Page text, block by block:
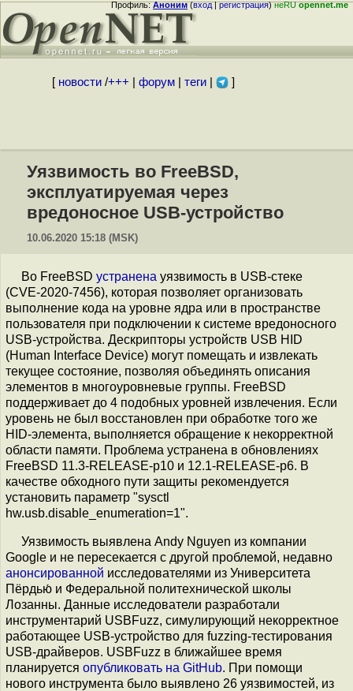
Профиль:Аноним(вход|регистрация)неRUopennet.me
[ новости/+++ форум| теги| ]
Уязвимость во FreeBSD,
эксплуатируемая через
вредоносное USB-устройство
10.06.2020 15:18 (MSK)
Во FreeBSD устранена уязвимость в USB-стеке
(CVE-2020-7456), которая позволяет организовать
выполнение кода на уровне ядра или в пространстве
пользователя при подключении к системе вредоносного
USB-устройства. Дескрипторы устройств USB HID
(Human Interface Device) могут помещать и извлекать
текущее состояние, позволяя объединять описания
элементов в многоуровневые группы. FreeBSD
поддерживает до 4 подобных уровней извлечения. Если
уровень не был восстановлен при обработке того же
HID-элемента, выполняется обращение к некорректной
области памяти. Проблема устранена в обновлениях
FreeBSD 11.3-RELEASE-p10 и 12.1-RELEASE-p6. В
качестве обходного пути защиты рекомендуется
установить параметр "sysctl
hw.usb.disable_enumeration=1".
Уязвимость выявлена Andy Nguyen из компании
Google и не пересекается с другой проблемой, недавно
анонсированной исследователями из Университета
Пёрдью́ и Федеральной политехнической школы
Лозанны. Данные исследователи разработали
инструментарий USBFuzz, симулирующий некорректное
работающее USB-устройство для fuzzing-тестирования
USB-драйверов. USBFuzz в ближайшее время
планируется опубликовать на GitHub. При помощи
нового инструмента было выявлено 26 уязвимостей, из